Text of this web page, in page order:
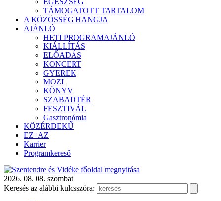
EGÉSZSÉG
TÁMOGATOTT TARTALOM
A KÖZÖSSÉG HANGJA
AJÁNLÓ
HETI PROGRAMAJÁNLÓ
KIÁLLÍTÁS
ELŐADÁS
KONCERT
GYEREK
MOZI
KÖNYV
SZABADTÉR
FESZTIVÁL
Gasztronómia
KÖZÉRDEKŰ
EZ+AZ
Karrier
Programkereső
2026. 08. 08. szombat
Keresés az alábbi kulcsszóra: